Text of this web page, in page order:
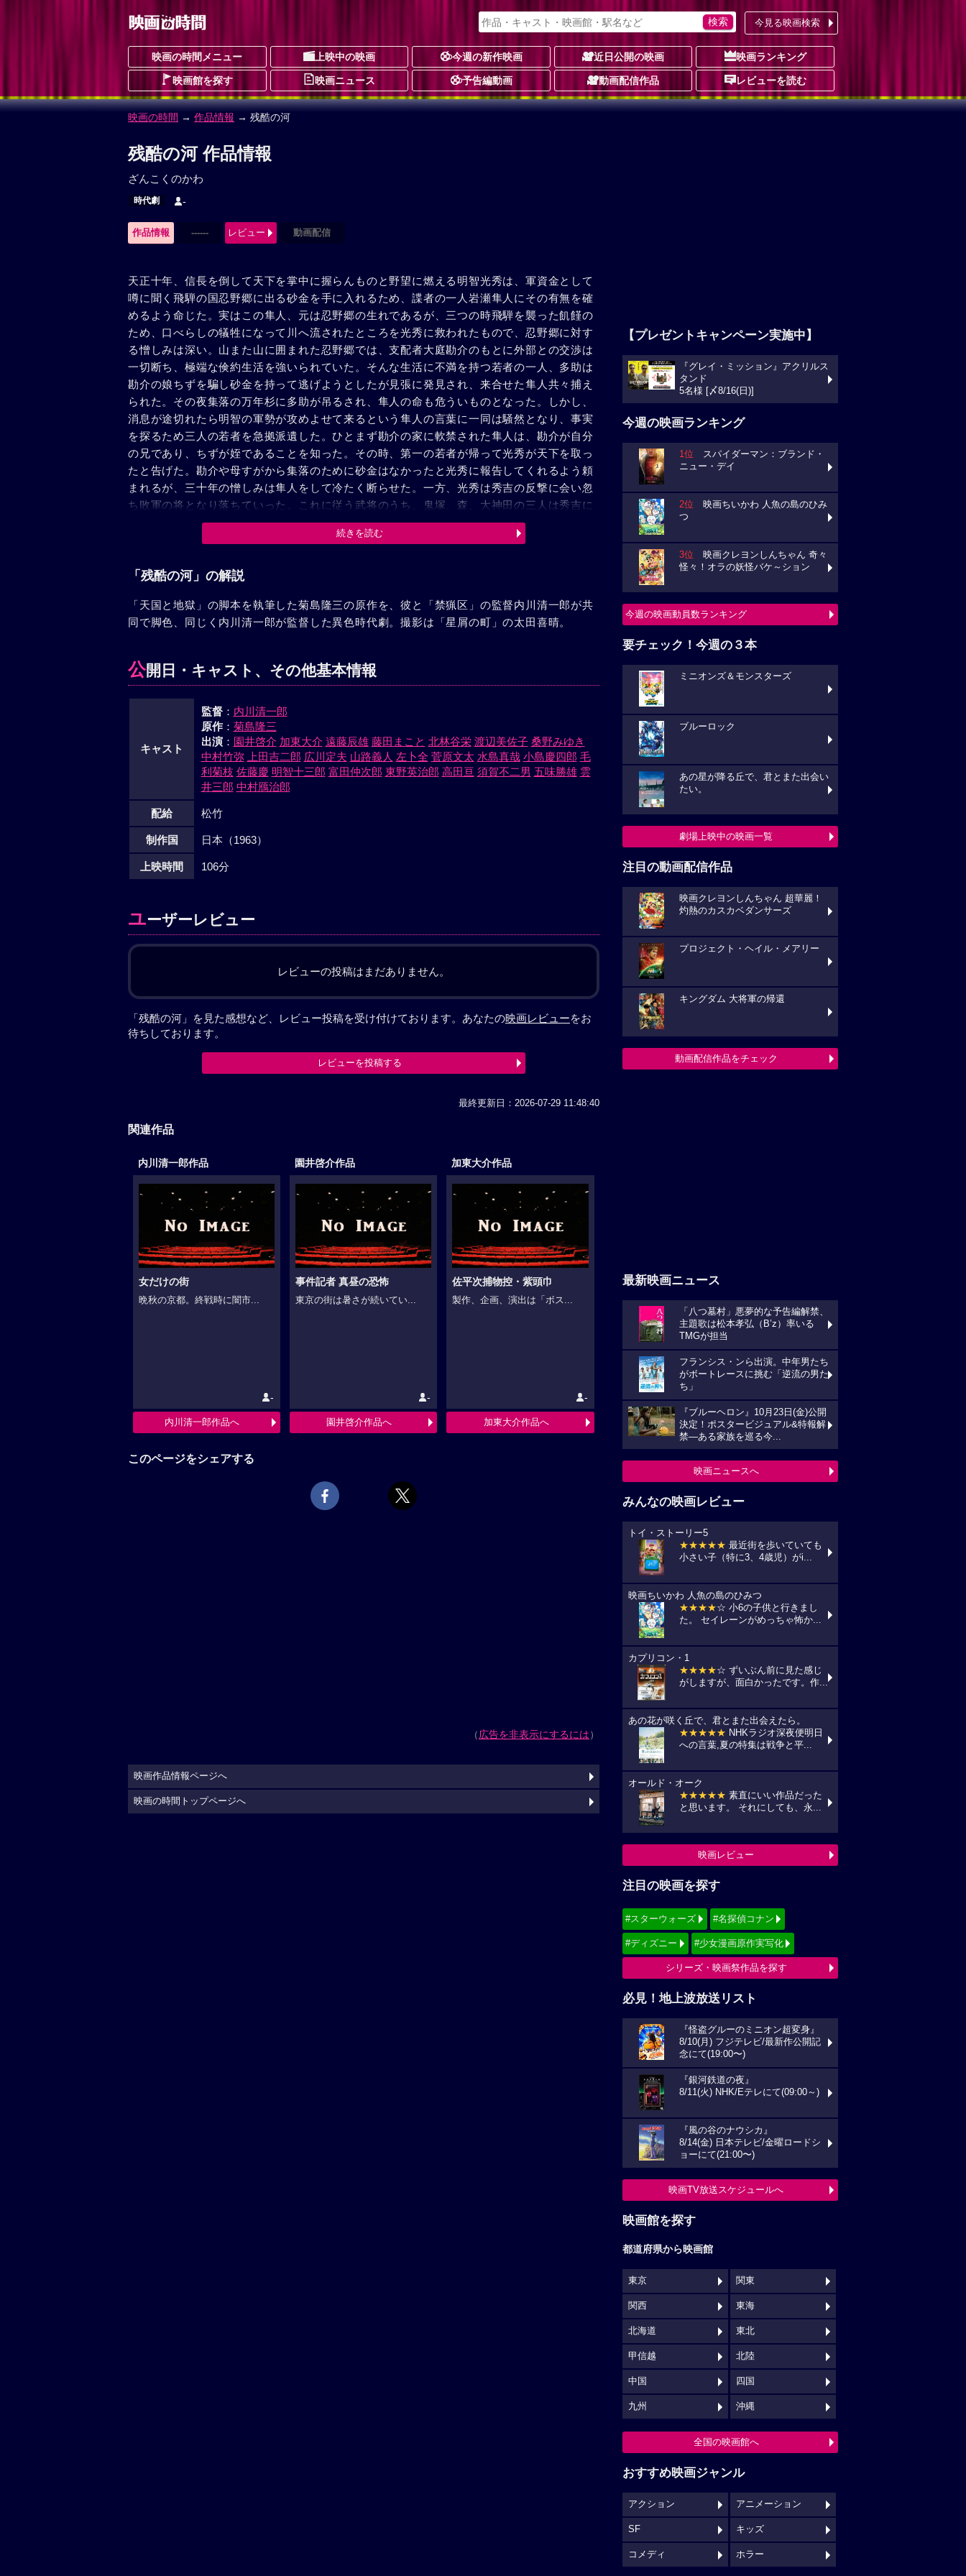
今見る映画検索
映画の時間メニュー 上映中の映画 今週の新作映画 近日公開の映画 映画ランキング
映画館を探す 映画ニュース 予告編動画 動画配信作品 レビューを読む
映画の時間 → 作品情報 → 残酷の河
残酷の河 作品情報
ざんこくのかわ
時代劇 -
作品情報 ------ レビュー 動画配信
天正十年、信長を倒して天下を掌中に握らんものと野望に燃える明智光秀は、軍資金として
噂に聞く飛騨の国忍野郷に出る砂金を手に入れるため、諜者の一人岩瀬隼人にその有無を確
めるよう命じた。実はこの隼人、元は忍野郷の生れであるが、三つの時飛騨を襲った飢饉の
ため、口べらしの犠牲になって川へ流されたところを光秀に救われたもので、忍野郷に対す
る憎しみは深い。山また山に囲まれた忍野郷では、支配者大庭勘介のもとに外部との交渉は
一切断ち、極端な倹約生活を強いられていた。そんな生活に不満を持つ若者の一人、多助は
勘介の娘ちずを騙し砂金を持って逃げようとしたが見張に発見され、来合せた隼人共々捕え
られた。その夜集落の万年杉に多助が吊るされ、隼人の命も危ういものとなった。しかし、
消息が途切れたら明智の軍勢が攻めよせて来るという隼人の言葉に一同は騒然となり、事実
を探るため三人の若者を急拠派遺した。ひとまず勘介の家に軟禁された隼人は、勘介が自分
の兄であり、ちずが姪であることを知った。その時、第一の若者が帰って光秀が天下を取っ
たと告げた。勘介や母すがから集落のために砂金はなかったと光秀に報告してくれるよう頼
まれるが、三十年の憎しみは隼人をして冷たく断らせた。一方、光秀は秀吉の反撃に会い忽
ち敗軍の将となり落ちていった。これに従う武将のうち、鬼塚、森、大神田の三人は秀吉に
寝返るべく土産品として砂金を横取りしようと忍野郷へやって来た。一度は砂金はないと言
った隼人も、すでに砂金袋を奪い秘密を知っている三人の前に観念し、潔く自決せんとした
殺されたと告げた。三人こそ裏切者と知って隼人は怒った。死闘小半刻、遂に三人を斬り倒
続きを読む
「残酷の河」の解説
「天国と地獄」の脚本を執筆した菊島隆三の原作を、彼と「禁猟区」の監督内川清一郎が共
同で脚色、同じく内川清一郎が監督した異色時代劇。撮影は「星屑の町」の太田喜晴。
公開日・キャスト、その他基本情報
キャスト
監督： 内川清一郎
原作： 菊島隆三
出演： 園井啓介 加東大介 遠藤辰雄 藤田まこと 北林谷栄 渡辺美佐子 桑野みゆき
中村竹弥
上田吉二郎 広川定夫 山路義人 左卜全 菅原文太 水島真哉 小島慶四郎 毛
利菊枝 佐藤慶 明智十三郎 富田仲次郎 東野英治郎 高田亘 須賀不二男 五味勝雄 雲
井三郎 中村鴈治郎
配給 松竹
制作国 日本（1963）
上映時間 106分
ユーザーレビュー
レビューの投稿はまだありません。
「残酷の河」を見た感想など、レビュー投稿を受け付けております。あなたの映画レビューをお
待ちしております。
レビューを投稿する
最終更新日：2026-07-29 11:48:40
関連作品
内川清一郎作品
女だけの街
晩秋の京都。終戦時に闇市...
-
内川清一郎作品へ
園井啓介作品
事件記者 真昼の恐怖
東京の街は暑さが続いてい...
-
園井啓介作品へ
加東大介作品
佐平次捕物控・紫頭巾
製作、企画、演出は「ボス...
-
加東大介作品へ
このページをシェアする
（広告を非表示にするには）
【プレゼントキャンペーン実施中】
『グレイ・ミッション』アクリルス
タンド
5名様 [〆8/16(日)]
今週の映画ランキング
1位 スパイダーマン：ブランド・
ニュー・デイ
2位 映画ちいかわ 人魚の島のひみ
つ
3位 映画クレヨンしんちゃん 奇々
怪々！オラの妖怪バケ～ション
今週の映画動員数ランキング
要チェック！今週の３本
ミニオンズ＆モンスターズ
ブルーロック
あの星が降る丘で、君とまた出会い
たい。
劇場上映中の映画一覧
注目の動画配信作品
映画クレヨンしんちゃん 超華麗！
灼熱のカスカベダンサーズ
プロジェクト・ヘイル・メアリー
キングダム 大将軍の帰還
動画配信作品をチェック
最新映画ニュース
「八つ墓村」悪夢的な予告編解禁、
主題歌は松本孝弘（B’z）率いる
TMGが担当
フランシス・ンら出演。中年男たち
がボートレースに挑む「逆流の男た
ち」
『ブルーヘロン』10月23日(金)公開
決定！ポスタービジュアル&特報解
禁―ある家族を巡る今...
映画ニュースへ
みんなの映画レビュー
トイ・ストーリー5
★★★★★ 最近街を歩いていても
小さい子（特に3、4歳児）がi...
映画ちいかわ 人魚の島のひみつ
★★★★☆ 小6の子供と行きまし
た。 セイレーンがめっちゃ怖か...
カプリコン・1
★★★★☆ ずいぶん前に見た感じ
がしますが、面白かったです。作...
あの花が咲く丘で、君とまた出会えたら。
★★★★★ NHKラジオ深夜便明日
への言葉,夏の特集は戦争と平...
オールド・オーク
★★★★★ 素直にいい作品だった
と思います。 それにしても、永...
映画レビュー
注目の映画を探す
#スターウォーズ #名探偵コナン
#ディズニー #少女漫画原作実写化
シリーズ・映画祭作品を探す
必見！地上波放送リスト
『怪盗グルーのミニオン超変身』
8/10(月) フジテレビ/最新作公開記
念にて(19:00〜)
『銀河鉄道の夜』
8/11(火) NHK/Eテレにて(09:00～)
『風の谷のナウシカ』
8/14(金) 日本テレビ/金曜ロードシ
ョーにて(21:00〜)
映画TV放送スケジュールへ
映画館を探す
都道府県から映画館
東京 関東
関西 東海
北海道 東北
甲信越 北陸
中国 四国
九州 沖縄
全国の映画館へ
おすすめ映画ジャンル
アクション アニメーション
SF キッズ
コメディ ホラー
映画作品情報ページへ
映画の時間トップページへ